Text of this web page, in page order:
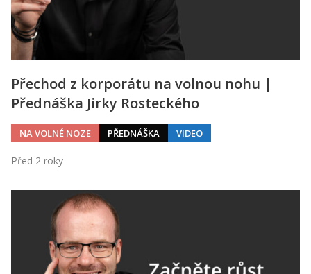
Přechod z korporátu na volnou nohu |
Přednáška Jirky Rosteckého
NA VOLNÉ NOZE PŘEDNÁŠKA VIDEO
Před 2 roky